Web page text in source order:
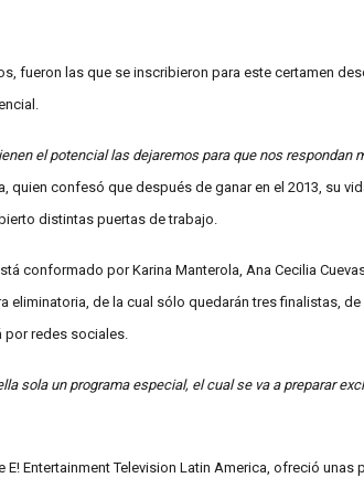
fueron las que se inscribieron para este certamen
el potencial las dejaremos para que nos respondan
quien confesó que después de ganar en el 2013, su
distintas puertas de trabajo.
conformado por Karina Manterola, Ana Cecilia
eliminatoria, de la cual sólo quedarán tres finalistas,
por redes sociales.
sola un programa especial, el cual se va a preparar
E! Entertainment Television Latin America, ofreció